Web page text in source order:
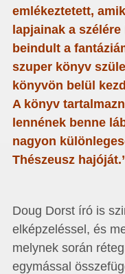
emlékeztetett,
lapjainak a
beindult a
szuper könyv
könyvön belül
A könyv
lennének benne
nagyon
Thészeusz
Doug Dorst író is
elképzeléssel, és
melynek során
egymással